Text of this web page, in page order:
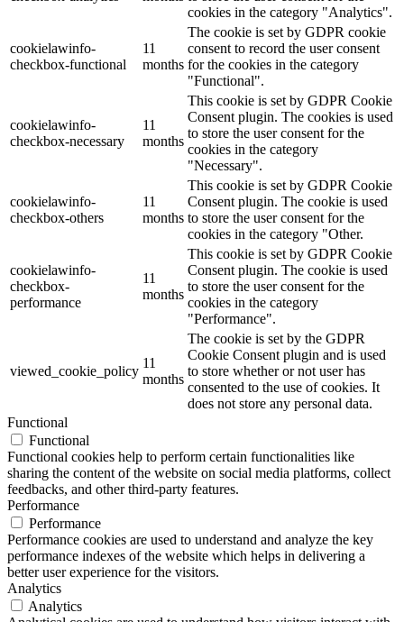
cookies in the category "Analytics".
cookielawinfo-
checkbox-functional
11
months
The cookie is set by GDPR cookie
consent to record the user consent
for the cookies in the category
"Functional".
cookielawinfo-
checkbox-necessary
11
months
This cookie is set by GDPR Cookie
Consent plugin. The cookies is used
to store the user consent for the
cookies in the category
"Necessary".
cookielawinfo-
checkbox-others
11
months
This cookie is set by GDPR Cookie
Consent plugin. The cookie is used
to store the user consent for the
cookies in the category "Other.
cookielawinfo-
checkbox-
performance
11
months
This cookie is set by GDPR Cookie
Consent plugin. The cookie is used
to store the user consent for the
cookies in the category
"Performance".
viewed_cookie_policy
11
months
The cookie is set by the GDPR
Cookie Consent plugin and is used
to store whether or not user has
consented to the use of cookies. It
does not store any personal data.
Functional
Functional
Functional cookies help to perform certain functionalities like
sharing the content of the website on social media platforms, collect
feedbacks, and other third-party features.
Performance
Performance
Performance cookies are used to understand and analyze the key
performance indexes of the website which helps in delivering a
better user experience for the visitors.
Analytics
Analytics